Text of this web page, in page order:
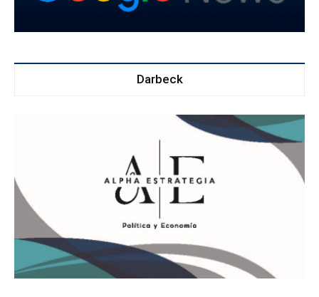
Darbeck